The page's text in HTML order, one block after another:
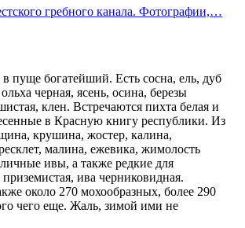
гребного канала. Фотографии,…
пуще богатейший. Есть сосна, ель, дуб
черная, ясень, осина, березы
клен. Встречаются пихта белая и
в Красную книгу республики. Из
крушина, жостер, калина,
малина, ежевика, жимолость
ивы, а также редкие для
ива черниковидная.
около 270 мохообразных, более 290
чего еще. Жаль, зимой ими не